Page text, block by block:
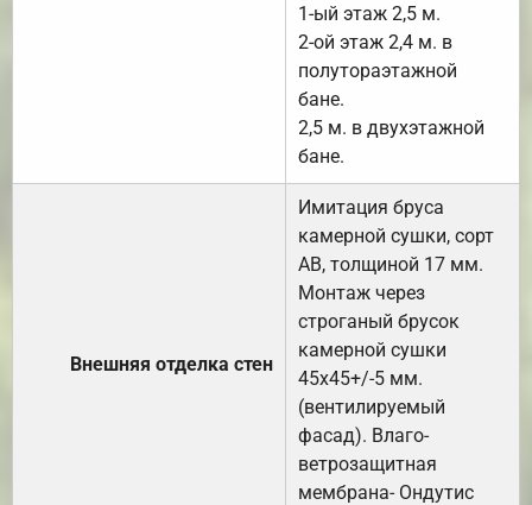
1-ый этаж 2,5 м.
2-ой этаж 2,4 м. в
полутораэтажной
бане.
2,5 м. в двухэтажной
бане.
Внешняя отделка стен
Имитация бруса
камерной сушки, сорт
АВ, толщиной 17 мм.
Монтаж через
строганый брусок
камерной сушки
45х45+/-5 мм.
(вентилируемый
фасад). Влаго-
ветрозащитная
мембрана- Ондутис